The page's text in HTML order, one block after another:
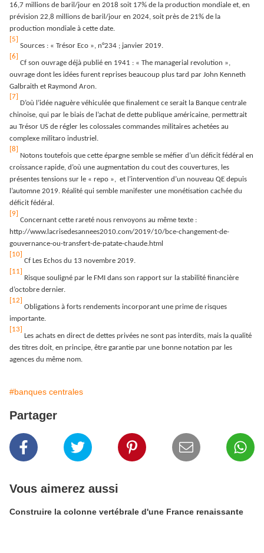
16,7 millions de baril/jour en 2018 soit 17% de la production mondiale et, en
prévision 22,8 millions de baril/jour en 2024, soit près de 21% de la
production mondiale à cette date.
[5]
Sources : « Trésor Eco », n°234 ; janvier 2019.
[6]
Cf son ouvrage déjà publié en 1941 : « The managerial revolution »,
ouvrage dont les idées furent reprises beaucoup plus tard par John Kenneth
Galbraith et Raymond Aron.
[7]
D’où l’idée naguère véhiculée que finalement ce serait la Banque centrale
chinoise, qui par le biais de l’achat de dette publique américaine, permettrait
au Trésor US de régler les colossales commandes militaires achetées au
complexe militaro industriel.
[8]
Notons toutefois que cette épargne semble se méfier d’un déficit fédéral en
croissance rapide, d’où une augmentation du cout des couvertures, les
présentes tensions sur le « repo », et l’intervention d’un nouveau QE depuis
l’automne 2019. Réalité qui semble manifester une monétisation cachée du
déficit fédéral.
[9]
Concernant cette rareté nous renvoyons au même texte :
http://www.lacrisedesannees2010.com/2019/10/bce-changement-de-
gouvernance-ou-transfert-de-patate-chaude.html
[10]
Cf Les Echos du 13 novembre 2019.
[11]
Risque souligné par le FMI dans son rapport sur la stabilité financière
d’octobre dernier.
[12]
Obligations à forts rendements incorporant une prime de risques
importante.
[13]
Les achats en direct de dettes privées ne sont pas interdits, mais la qualité
des titres doit, en principe, être garantie par une bonne notation par les
agences du même nom.
#banques centrales
Partager
Vous aimerez aussi
Construire la colonne vertébrale d'une France renaissante